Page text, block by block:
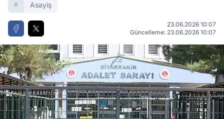
Asayiş
23.06.2026 10:07
Güncelleme: 23.06.2026 10:07